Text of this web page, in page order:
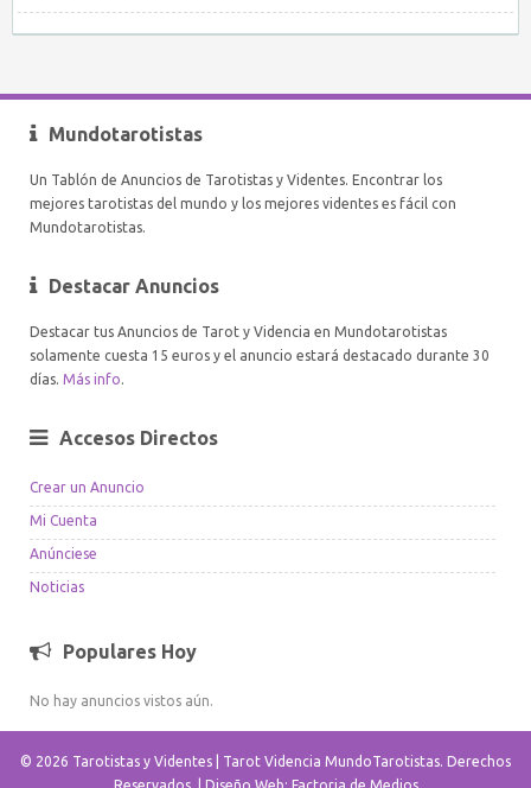
Mundotarotistas
Un Tablón de Anuncios de Tarotistas y Videntes. Encontrar los
mejores tarotistas del mundo y los mejores videntes es fácil con
Mundotarotistas.
Destacar Anuncios
Destacar tus Anuncios de Tarot y Videncia en Mundotarotistas
solamente cuesta 15 euros y el anuncio estará destacado durante 30
días. Más info.
Accesos Directos
Crear un Anuncio
Mi Cuenta
Anúnciese
Noticias
Populares Hoy
No hay anuncios vistos aún.
© 2026 Tarotistas y Videntes | Tarot Videncia MundoTarotistas. Derechos
Reservados. | Diseño Web: Factoria de Medios